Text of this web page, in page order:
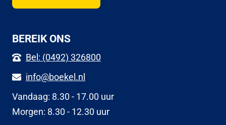
BEREIK ONS
Bel: (0492) 326800
info@boekel.nl
Vandaag: 8.30 - 17.00 uur
Morgen: 8.30 - 12.30 uur